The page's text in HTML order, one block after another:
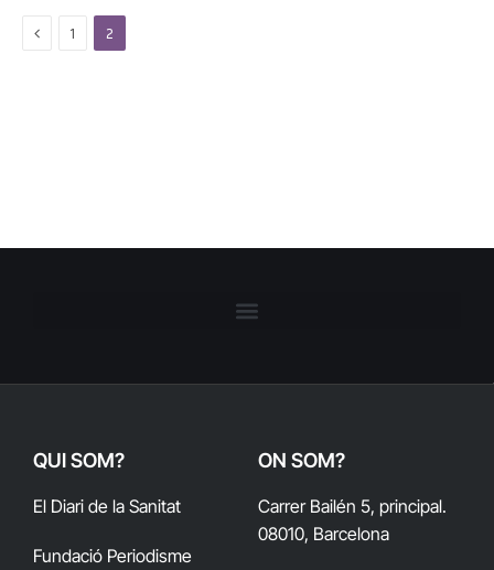
Previous
1 2
QUI SOM?
El Diari de la Sanitat
Fundació Periodisme
ON SOM?
Carrer Bailén 5, principal.
08010, Barcelona